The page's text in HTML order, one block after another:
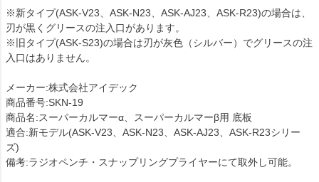
※新タイプ(ASK-V23、ASK-N23、ASK-AJ23、ASK-R23)の場合は、
刃が黒くグリースの注入口があります。
※旧タイプ(ASK-S23)の場合は刃が灰色（シルバー）でグリースの注
入口はありません。
メーカー:株式会社アイデック
商品番号:SKN-19
商品名:スーパーカルマーα、スーパーカルマーβ用 底板
適合:新モデル(ASK-V23、ASK-N23、ASK-AJ23、ASK-R23シリー
ズ)
備考:ラジオペンチ・スナップリングプライヤーにて取外し可能。